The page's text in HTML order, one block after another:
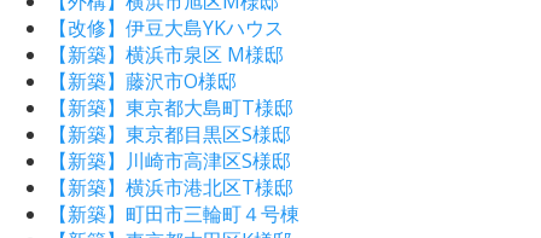
【改修】伊豆大島YKハウス
【新築】横浜市泉区 M様邸
【新築】藤沢市O様邸
【新築】東京都大島町T様邸
【新築】東京都目黒区S様邸
【新築】川崎市高津区S様邸
【新築】横浜市港北区T様邸
【新築】町田市三輪町４号棟